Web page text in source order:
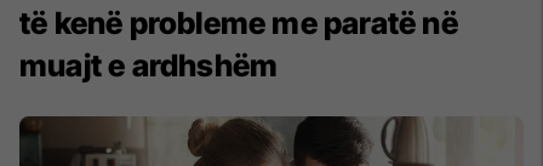
të kenë probleme me paratë në
muajt e ardhshëm